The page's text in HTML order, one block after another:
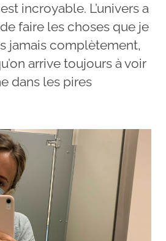
incroyable. L’univers a
faire les choses que je
jamais complètement,
arrive toujours à voir
dans les pires